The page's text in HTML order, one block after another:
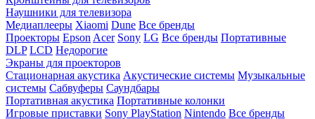
Наушники для телевизора
Медиаплееры Xiaomi Dune Все бренды
Проекторы Epson Acer Sony LG Все бренды Портативные
DLP LCD Недорогие
Экраны для проекторов
Стационарная акустика Акустические системы Музыкальные
системы Сабвуферы Саундбары
Портативная акустика Портативные колонки
Игровые приставки Sony PlayStation Nintendo Все бренды